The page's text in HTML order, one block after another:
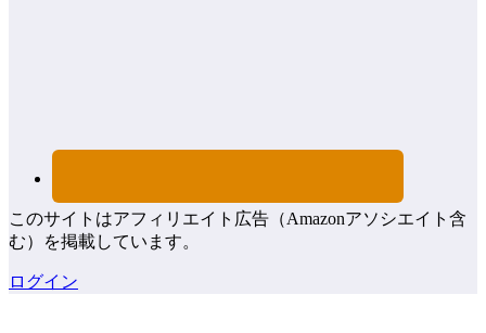
このサイトはアフィリエイト広告（Amazonアソシエイト含
む）を掲載しています。
ログイン